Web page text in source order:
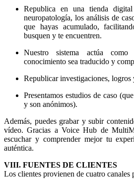
Republica en una tienda
neuropatología, los análisis de
que hayas acumulado,
busquen y te encuentren.
Nuestro sistema actúa
conocimiento sea traducido y
Republicar investigaciones, logros
Presentamos estudios de caso
y son anónimos).
Además, puedes grabar y subir
vídeo. Gracias a Voice Hub de
escuchar y comprender mejor tu
auténtica.
VIII. FUENTES DE CLIENTES
Los clientes provienen de cuatro canales